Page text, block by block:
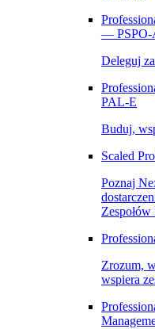
— PSPO-
Deleguj
PAL‑E
Buduj,
Scaled
Poznaj
Zespołów
Zrozum,
wspiera